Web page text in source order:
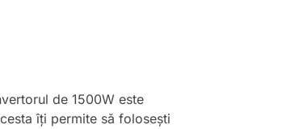
de 1500W este
îți permite să folosești